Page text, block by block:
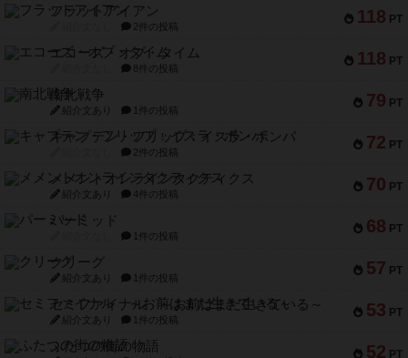
118 PT
フラットアイアン
2件の投稿
118 PT
エコーズ・オブ・タイム
8件の投稿
79 PT
南北戦争
紹介文あり 1件の投稿
72 PT
キャプテン・フリップ：イスラ・ボンバ
2件の投稿
70 PT
メメントオンラインタクティクス
紹介文あり 4件の投稿
68 PT
パーミッド
1件の投稿
57 PT
クリーグ
紹介文あり 1件の投稿
53 PT
セミファイナル ～お前はまだ生きている～
紹介文あり 1件の投稿
52 PT
ふたつの街の物語